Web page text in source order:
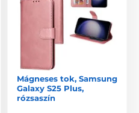
Mágneses tok, Samsung
Galaxy S25 Plus,
rózsaszín